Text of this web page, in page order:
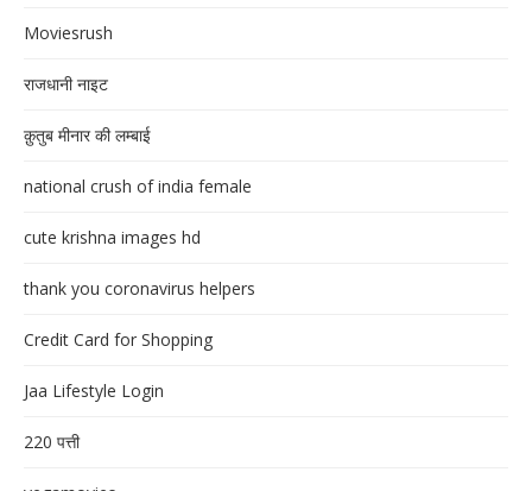
Moviesrush
राजधानी नाइट
क़ुतुब मीनार की लम्बाई
national crush of india female
cute krishna images hd
thank you coronavirus helpers
Credit Card for Shopping
Jaa Lifestyle Login
220 पत्ती